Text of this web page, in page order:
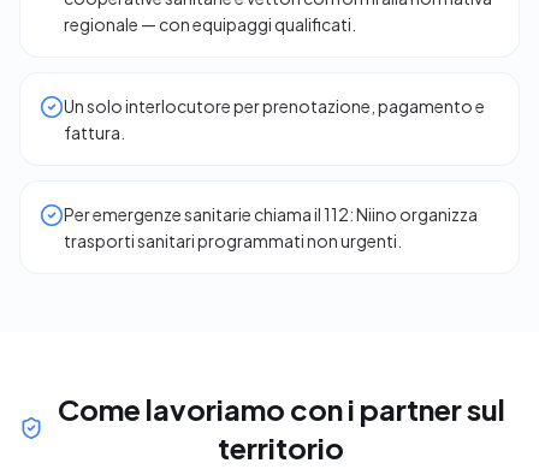
regionale — con equipaggi qualificati.
Un solo interlocutore per prenotazione, pagamento e
fattura.
Per emergenze sanitarie chiama il 112: Niino organizza
trasporti sanitari programmati non urgenti.
Come lavoriamo con i partner sul
territorio